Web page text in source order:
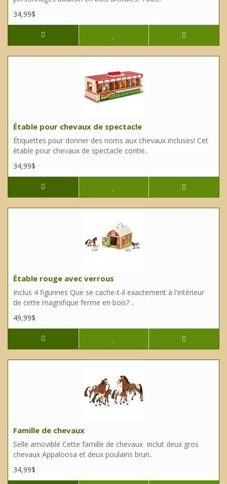
34,99$
Étable pour chevaux de spectacle
Étiquettes pour donner des noms aux chevaux incluses! Cet
étable pour chevaux de spectacle contie..
34,99$
Étable rouge avec verrous
Inclus 4 figurines Que se cache-t-il exactement à l'intérieur
de cette magnifique ferme en bois? ..
49,99$
Famille de chevaux
Selle amovible Cette famille de chevaux inclut deux gros
chevaux Appaloosa et deux poulains brun..
34,99$